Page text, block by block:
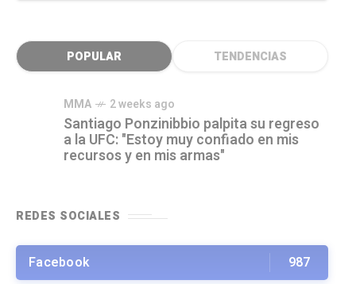
POPULAR TENDENCIAS
MMA 2 weeks ago
Santiago Ponzinibbio palpita su regreso
a la UFC: "Estoy muy confiado en mis
recursos y en mis armas"
REDES SOCIALES
Facebook 987